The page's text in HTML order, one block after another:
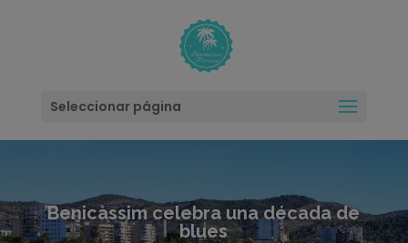
Seleccionar página
Benicàssim celebra una década de
blues